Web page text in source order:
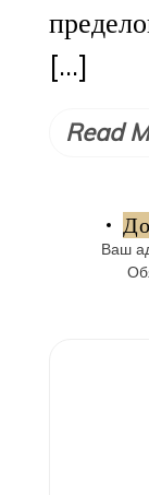
[…]
Read
Ваш